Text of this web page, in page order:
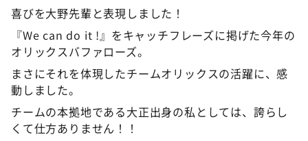
喜びを大野先輩と表現しました！
『We can do it !』をキャッチフレーズに掲げた今年の
オリックスバファローズ。
まさにそれを体現したチームオリックスの活躍に、感
動しました。
チームの本拠地である大正出身の私としては、誇らし
くて仕方ありません！！